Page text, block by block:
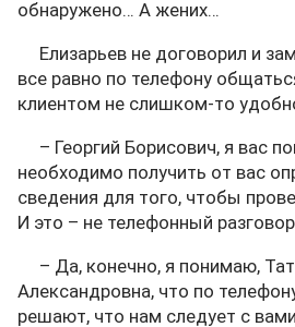
обнаружено… А жених…
Елизарьев не договорил и
все равно по телефону
клиентом не слишком-то
– Георгий Борисович, я вас
необходимо получить от вас
сведения для того, чтобы
И это – не телефонный
– Да, конечно, я понимаю,
Александровна, что по
решают, что нам следует с